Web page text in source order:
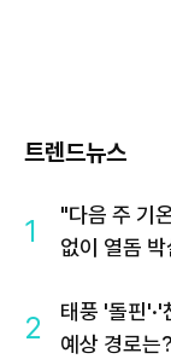
트렌드뉴스
1
"다음 주 기
없이 열돔
2
태풍 '돌핀
예상 경로는?